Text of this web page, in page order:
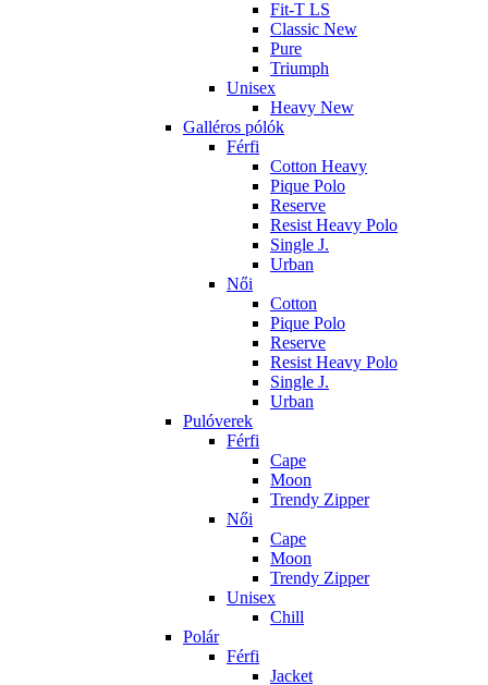
Fit-T LS
Classic New
Pure
Triumph
Unisex
Heavy New
Galléros pólók
Férfi
Cotton Heavy
Pique Polo
Reserve
Resist Heavy Polo
Single J.
Urban
Női
Cotton
Pique Polo
Reserve
Resist Heavy Polo
Single J.
Urban
Pulóverek
Férfi
Cape
Moon
Trendy Zipper
Női
Cape
Moon
Trendy Zipper
Unisex
Chill
Polár
Férfi
Jacket